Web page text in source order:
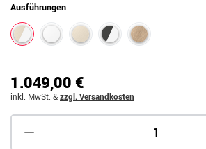
Ausführungen
1.049,00 €
inkl. MwSt. &zzgl. Versandkosten